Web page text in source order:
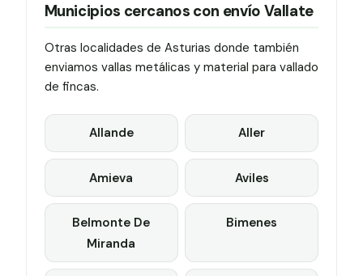
Municipios cercanos con envío Vallate
Otras localidades de Asturias donde también
enviamos vallas metálicas y material para vallado
de fincas.
Allande Aller
Amieva Aviles
Belmonte De
Miranda
Bimenes